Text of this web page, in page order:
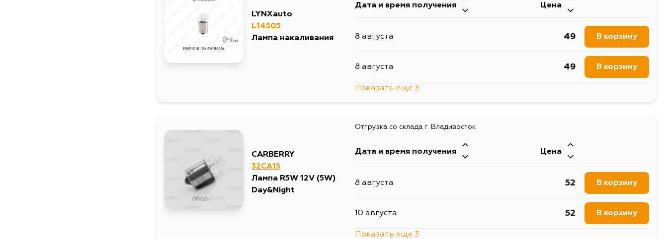
LYNXauto
L14505
Лампа накаливания
Дата и время получения Цена
8 августа 49 В корзину
8 августа 49 В корзину
15 августа
5 сентября 49
Показать еще 3
CARBERRY
32CA15
Лампа R5W 12V (5W)
Day&Night
Отгрузка со склада г. Владивосток
Дата и время получения Цена
8 августа 52 В корзину
10 августа 52 В корзину
Показать еще 3